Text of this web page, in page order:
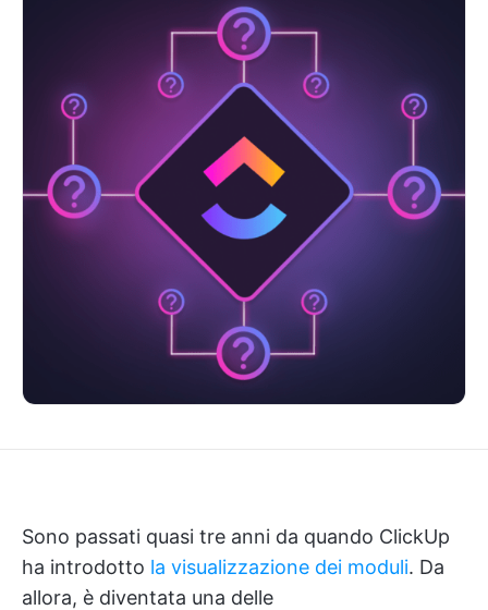
Sono passati quasi tre anni da quando ClickUp
ha introdotto la visualizzazione dei moduli. Da
allora, è diventata una delle